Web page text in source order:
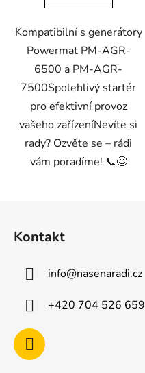
Kompatibilní s generátory
Powermat PM-AGR-
6500 a PM-AGR-
7500Spolehlivý startér
pro efektivní provoz
vašeho zařízeníNevíte si
rady? Ozvěte se – rádi
vám poradíme! 📞😊
Kontakt
info@nasenaradi.cz
+420 704 526 659